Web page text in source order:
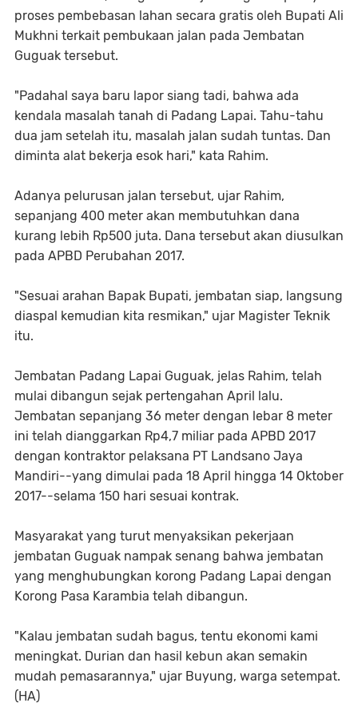
proses pembebasan lahan secara gratis oleh Bupati Ali
Mukhni terkait pembukaan jalan pada Jembatan
Guguak tersebut.
"Padahal saya baru lapor siang tadi, bahwa ada
kendala masalah tanah di Padang Lapai. Tahu-tahu
dua jam setelah itu, masalah jalan sudah tuntas. Dan
diminta alat bekerja esok hari," kata Rahim.
Adanya pelurusan jalan tersebut, ujar Rahim,
sepanjang 400 meter akan membutuhkan dana
kurang lebih Rp500 juta. Dana tersebut akan diusulkan
pada APBD Perubahan 2017.
"Sesuai arahan Bapak Bupati, jembatan siap, langsung
diaspal kemudian kita resmikan," ujar Magister Teknik
itu.
Jembatan Padang Lapai Guguak, jelas Rahim, telah
mulai dibangun sejak pertengahan April lalu.
Jembatan sepanjang 36 meter dengan lebar 8 meter
ini telah dianggarkan Rp4,7 miliar pada APBD 2017
dengan kontraktor pelaksana PT Landsano Jaya
Mandiri--yang dimulai pada 18 April hingga 14 Oktober
2017--selama 150 hari sesuai kontrak.
Masyarakat yang turut menyaksikan pekerjaan
jembatan Guguak nampak senang bahwa jembatan
yang menghubungkan korong Padang Lapai dengan
Korong Pasa Karambia telah dibangun.
"Kalau jembatan sudah bagus, tentu ekonomi kami
meningkat. Durian dan hasil kebun akan semakin
mudah pemasarannya," ujar Buyung, warga setempat.
(HA)